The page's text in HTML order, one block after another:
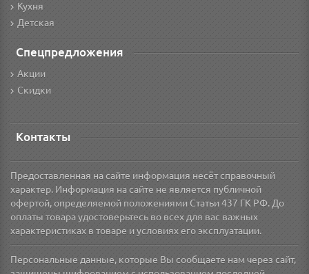
Кухня
Детская
Спецпредложения
Акции
Скидки
Контакты
Предоставленная на сайте информация несёт справочный
характер. Информация на сайте не является публичной
офертой, определяемой положениями Статьи 437 ГК РФ. До
оплаты товара удостоверьтесь во всех для вас важных
характеристиках в товаре и условиях его эксплуатации.
Персональные данные, которые Вы сообщаете нам через сайт,